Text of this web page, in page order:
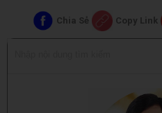
Chia Sẻ Copy Link